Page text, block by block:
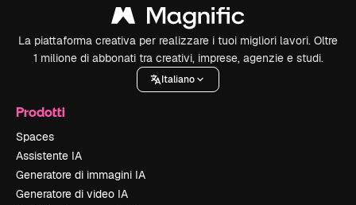
La piattaforma creativa per realizzare i tuoi migliori lavori. Oltre
1 milione di abbonati tra creativi, imprese, agenzie e studi.
Italiano
Prodotti
Spaces
Assistente IA
Generatore di immagini IA
Generatore di video IA